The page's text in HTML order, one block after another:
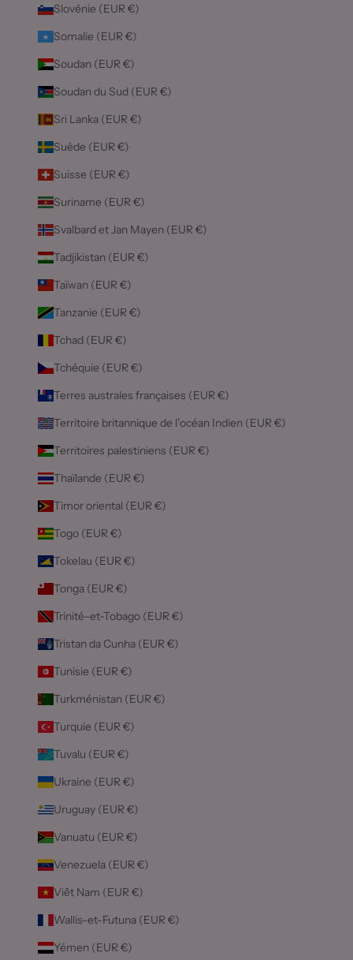
Slovénie (EUR €)
Somalie (EUR €)
Soudan (EUR €)
Soudan du Sud (EUR €)
Sri Lanka (EUR €)
Suède (EUR €)
Suisse (EUR €)
Suriname (EUR €)
Svalbard et Jan Mayen (EUR €)
Tadjikistan (EUR €)
Taïwan (EUR €)
Tanzanie (EUR €)
Tchad (EUR €)
Tchéquie (EUR €)
Terres australes françaises (EUR €)
Territoire britannique de l’océan Indien (EUR €)
Territoires palestiniens (EUR €)
Thaïlande (EUR €)
Timor oriental (EUR €)
Togo (EUR €)
Tokelau (EUR €)
Tonga (EUR €)
Trinité-et-Tobago (EUR €)
Tristan da Cunha (EUR €)
Tunisie (EUR €)
Turkménistan (EUR €)
Turquie (EUR €)
Tuvalu (EUR €)
Ukraine (EUR €)
Uruguay (EUR €)
Vanuatu (EUR €)
Venezuela (EUR €)
Viêt Nam (EUR €)
Wallis-et-Futuna (EUR €)
Yémen (EUR €)